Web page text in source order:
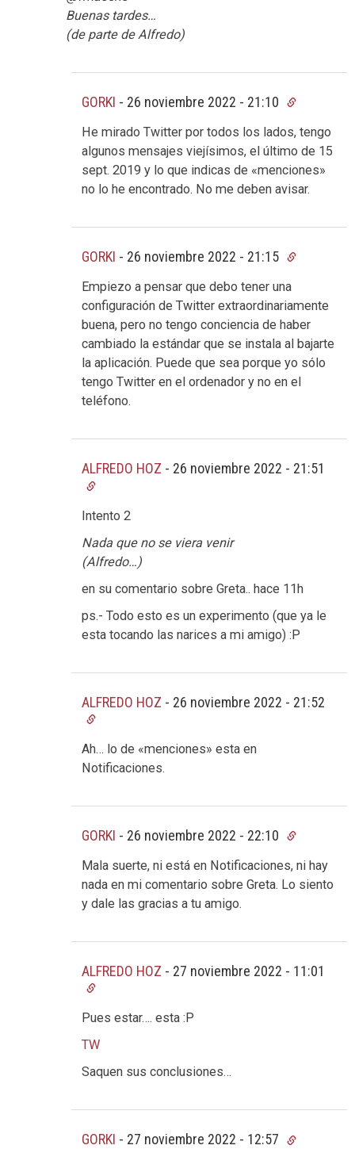
Buenas tardes…
(de parte de Alfredo)
GORKI - 26 noviembre 2022 - 21:10
He mirado Twitter por todos los lados, tengo
algunos mensajes viejísimos, el último de 15
sept. 2019 y lo que indicas de «menciones»
no lo he encontrado. No me deben avisar.
GORKI - 26 noviembre 2022 - 21:15
Empiezo a pensar que debo tener una
configuración de Twitter extraordinariamente
buena, pero no tengo conciencia de haber
cambiado la estándar que se instala al bajarte
la aplicación. Puede que sea porque yo sólo
tengo Twitter en el ordenador y no en el
teléfono.
ALFREDO HOZ - 26 noviembre 2022 - 21:51
Intento 2
Nada que no se viera venir
(Alfredo…)
en su comentario sobre Greta.. hace 11h
ps.- Todo esto es un experimento (que ya le
esta tocando las narices a mi amigo) :P
ALFREDO HOZ - 26 noviembre 2022 - 21:52
Ah… lo de «menciones» esta en
Notificaciones.
GORKI - 26 noviembre 2022 - 22:10
Mala suerte, ni está en Notificaciones, ni hay
nada en mi comentario sobre Greta. Lo siento
y dale las gracias a tu amigo.
ALFREDO HOZ - 27 noviembre 2022 - 11:01
Pues estar…. esta :P
TW
Saquen sus conclusiones…
GORKI - 27 noviembre 2022 - 12:57